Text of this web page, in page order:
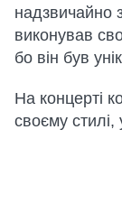
надзвичайно
виконував
бо він був
На концерті
своєму стилі,